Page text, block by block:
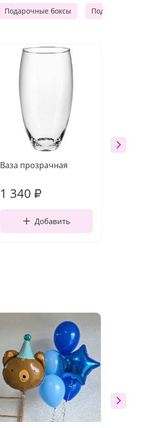
Подарочные боксы Подарочные
Ваза прозрачная
1 340 ₽
Добавить